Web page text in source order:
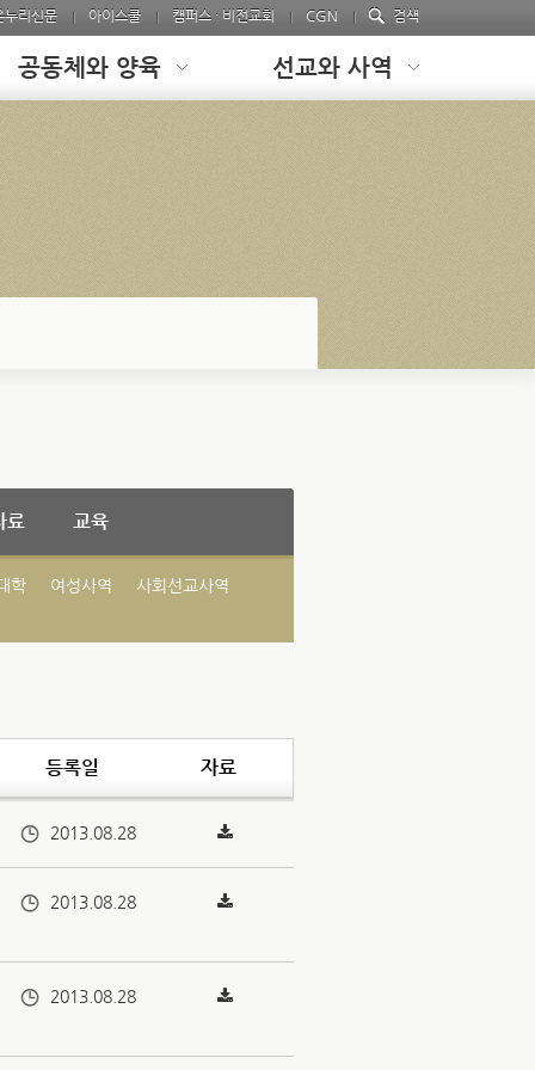
누리신문 아이스쿨 캠퍼스 · 비전교회 CGN 검색
공동체와 양육 선교와 사역
료 교육
학 여성사역 사회선교사역
등록일 자료
2013.08.28
2013.08.28
2013.08.28